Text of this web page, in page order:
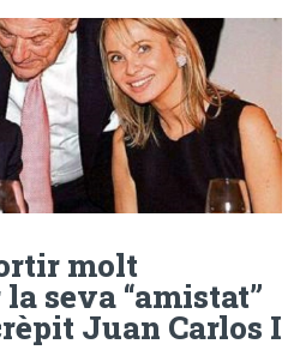
molt
seva “amistat”
Juan Carlos I